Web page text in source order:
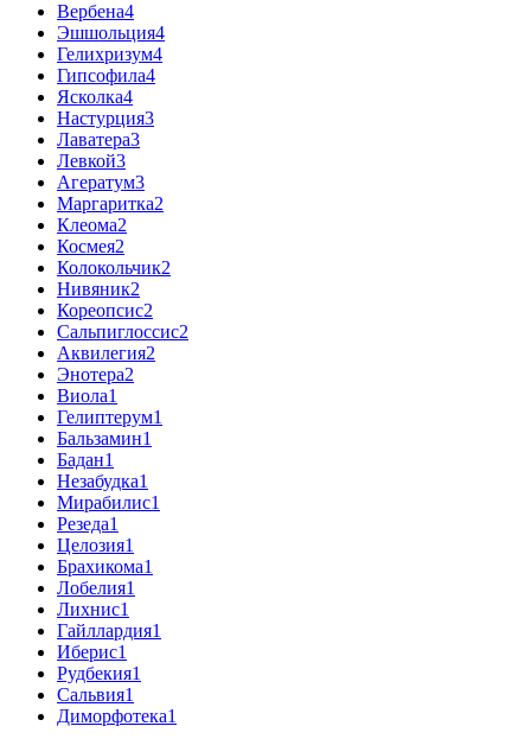
Вербена4
Эшшольция4
Гелихризум4
Гипсофила4
Ясколка4
Настурция3
Лаватера3
Левкой3
Агератум3
Маргаритка2
Клеома2
Космея2
Колокольчик2
Нивяник2
Кореопсис2
Сальпиглоссис2
Аквилегия2
Энотера2
Виола1
Гелиптерум1
Бальзамин1
Бадан1
Незабудка1
Мирабилис1
Резеда1
Целозия1
Брахикома1
Лобелия1
Лихнис1
Гайллардия1
Иберис1
Рудбекия1
Сальвия1
Диморфотека1